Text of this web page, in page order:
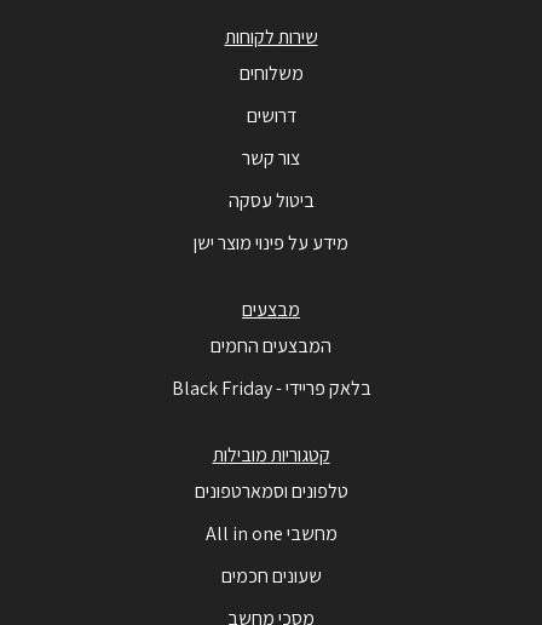
שירות לקוחות
משלוחים
דרושים
צור קשר
ביטול עסקה
מידע על פינוי מוצר ישן
מבצעים
המבצעים החמים
בלאק פריידי - Black Friday
קטגוריות מובילות
טלפונים וסמארטפונים
מחשבי All in one
שעונים חכמים
מסכי מחשב